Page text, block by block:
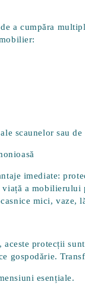
a cumpăra
scaunelor sau
imediate:
viață a mobilierului
mici, vaze,
aceste protecții
gospodărie.
esențiale.